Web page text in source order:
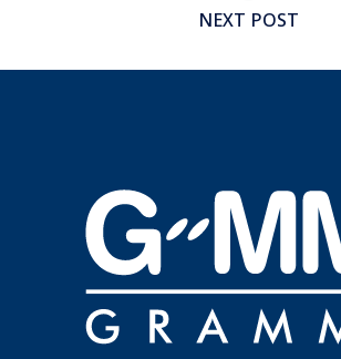
NEXT POST